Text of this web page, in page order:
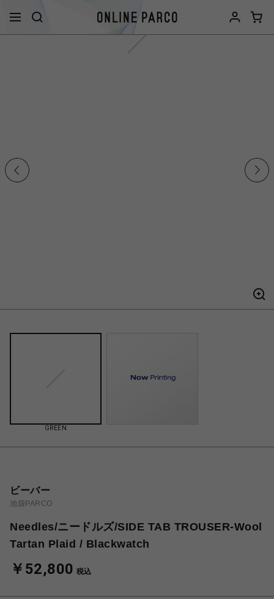
GREEN
ビーバー
池袋PARCO
Needles/ニードルズ/SIDE TAB TROUSER-Wool
Tartan Plaid / Blackwatch
￥52,800 税込